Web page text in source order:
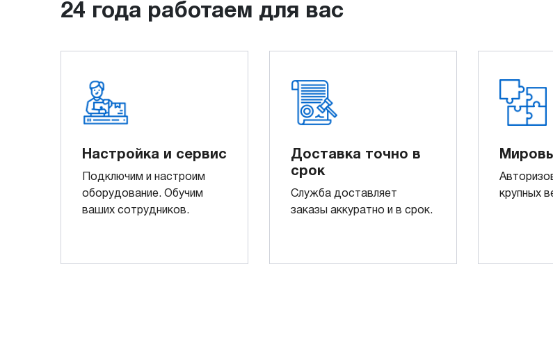
24 года работаем для вас
Настройка и сервис
Подключим и настроим
оборудование. Обучим
ваших сотрудников.
Доставка точно в
срок
Служба доставляет
заказы аккуратно и в срок.
крупных